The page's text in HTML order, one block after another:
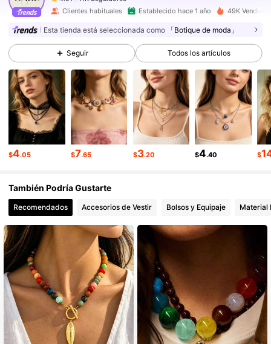
4.91
11K Seguidores
4.91 11K Seguidores
4.91 11K Seguidores
4.91 11K Seguidores
4.91 11K Seguidores
4.91 11K Seguidores
Clientes habituales Establecido hace 1 año 49K Vendido
Esta tienda está seleccionada como 「Botique de moda」
Seguir Todos los artículos
$4.05 $7.65 $3.20 $4.40 $
También Podría Gustarte
Recomendados Accesorios de Vestir Bolsos y Equipaje Material